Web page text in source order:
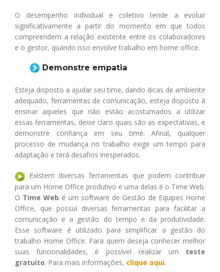
O desempenho individual e coletivo tende a evoluir
significativamente a partir do momento em que todos
compreendem a relação existente entre os colaboradores
e o gestor, quando isso envolve trabalho em home office.
Demonstre empatia
Esteja disposto a ajudar seu time, dando dicas de ambiente
adequado, ferramentas de comunicação, esteja disposto à
ensinar aqueles que não estão acostumados a utilizar
essas ferramentas, deixe claro quais são as expectativas, e
demonstre confiança em seu time. Afinal, qualquer
processo de mudança no trabalho exige um tempo para
adaptação e terá desafios inesperados.
Existem diversas ferramentas que podem contribuir
para um Home Office produtivo e uma delas é o Time Web.
O Time Web é um software de Gestão de Equipes Home
Office, que possui diversas ferramentas para facilitar a
comunicação e a gestão do tempo e da produtividade.
Esse software é utilizado para simplificar a gestão do
trabalho Home Office. Para quem deseja conhecer melhor
suas funcionalidades, é possível realizar um teste
gratuito. Para mais informações, clique aqui.